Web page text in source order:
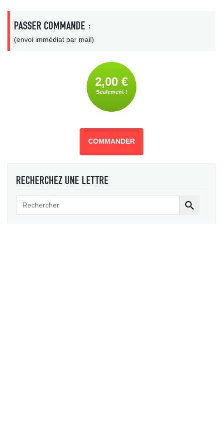
PASSER COMMANDE :
(envoi immédiat par mail)
2,00 €
Seulement !
COMMANDER
RECHERCHEZ UNE LETTRE
